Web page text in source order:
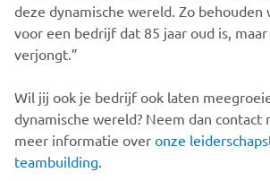
deze dynamische wereld. Zo
voor een bedrijf dat 85 jaar oud is,
verjongt.”
Wil jij ook je bedrijf ook laten
dynamische wereld? Neem dan contact
meer informatie over onze
teambuilding.